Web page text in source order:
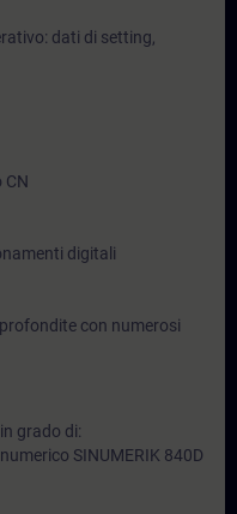
dati di setting,
CN
digitali
con numerosi
grado di:
SINUMERIK 840D